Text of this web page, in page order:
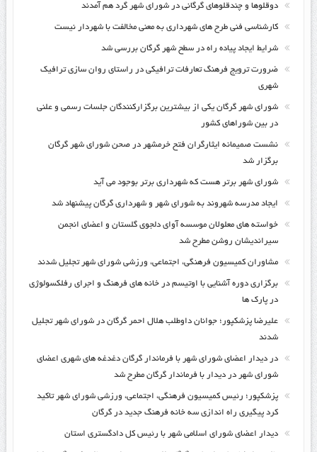
دوقلوها و چندقلوهای گرگانی در شورای شهر گرد هم آمدند
کارشناسی فنی طرح های شهرداری به معنی مخالفت با شهردار نیست
شرایط ایجاد پیاده راه در سطح شهر گرگان بررسی شد
ضرورت ترویج فرهنگ تعارفات ترافیکی در راستای روان سازی ترافیک
شهری
شورای شهر گرگان یکی از بیشترین برگزارکنندگان جلسات رسمی و علنی
در بین شوراهای کشور
نشست صمیمانه ایثارگران فتح خرمشهر در صحن شورای شهر گرگان
برگزار شد
شورای شهر برتر هست که شهرداری برتر بوجود می آید
ایجاد مدرسه شهروند به شورای شهر و شهرداری گرگان پیشنهاد شد
خواسته های معلولان موسسه آوای دلجوی گلستان و اعضای انجمن
سیراندیشان روشن مطرح شد
مشاوران کمیسیون فرهنگی، اجتماعی، ورزشی شورای شهر تجلیل شدند
برگزاری دوره آشنایی با اوتیسم در خانه های فرهنگ و اجرای رفلکسولوژی
در پارک ها
علیرضا پزشکپور؛ جوانان داوطلب هلال احمر گرگان در شورای شهر تجلیل
شدند
در دیدار اعضای شورای شهر با فرماندار گرگان دغدغه های شهری اعضای
شورای شهر در دیدار با فرماندار گرگان مطرح شد
پزشکپور؛ رئیس کمیسیون فرهنگی، اجتماعی، ورزشی شورای شهر تاکید
کرد پیگیری راه اندازی سه خانه فرهنگ جدید در گرگان
دیدار اعضای شورای اسلامی شهر با رئیس کل دادگستری استان